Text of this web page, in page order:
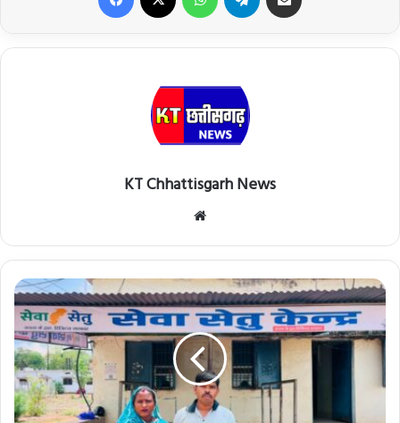
KT Chhattisgarh News